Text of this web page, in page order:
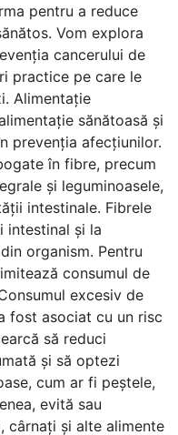
pentru a reduce
Vom explora
cancerului de
practice pe care le
Alimentație
sănătoasă și
prevenția afecțiunilor.
în fibre, precum
și leguminoasele,
intestinale. Fibrele
intestinal și la
organism. Pentru
consumul de
excesiv de
fost asociat cu un risc
să reduci
și să optezi
cum ar fi peștele,
evită sau
cârnați și alte alimente